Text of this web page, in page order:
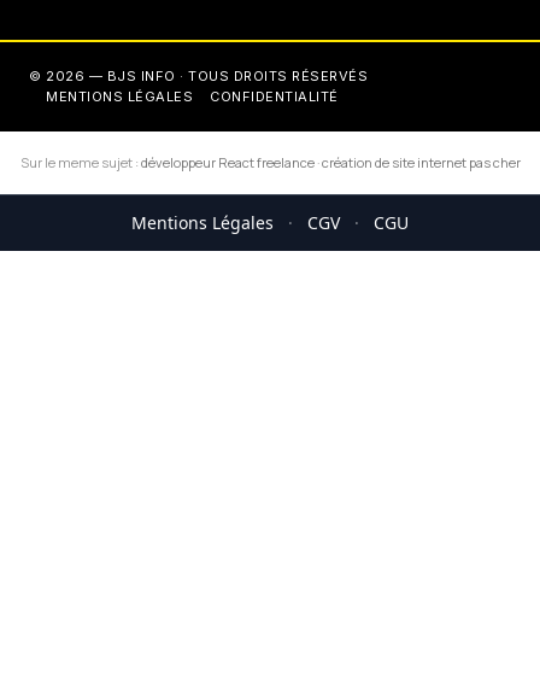
© 2026 — BJS INFO · TOUS DROITS RÉSERVÉS
MENTIONS LÉGALES
CONFIDENTIALITÉ
Sur le meme sujet : développeur React freelance·création de site internet pas cher
Mentions Légales · CGV · CGU